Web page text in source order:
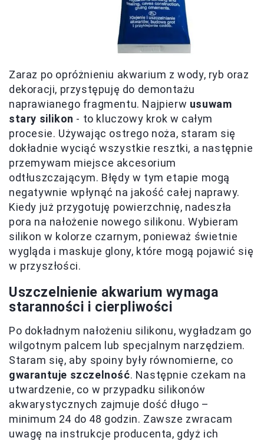
Zaraz po opróżnieniu akwarium z wody, ryb oraz
dekoracji, przystępuję do demontażu
naprawianego fragmentu. Najpierw usuwam
stary silikon - to kluczowy krok w całym
procesie. Używając ostrego noża, staram się
dokładnie wyciąć wszystkie resztki, a następnie
przemywam miejsce akcesorium
odtłuszczającym. Błędy w tym etapie mogą
negatywnie wpłynąć na jakość całej naprawy.
Kiedy już przygotuję powierzchnię, nadeszła
pora na nałożenie nowego silikonu. Wybieram
silikon w kolorze czarnym, ponieważ świetnie
wygląda i maskuje glony, które mogą pojawić się
w przyszłości.
Uszczelnienie akwarium wymaga
staranności i cierpliwości
Po dokładnym nałożeniu silikonu, wygładzam go
wilgotnym palcem lub specjalnym narzędziem.
Staram się, aby spoiny były równomierne, co
gwarantuje szczelność. Następnie czekam na
utwardzenie, co w przypadku silikonów
akwarystycznych zajmuje dość długo –
minimum 24 do 48 godzin. Zawsze zwracam
uwagę na instrukcje producenta, gdyż ich